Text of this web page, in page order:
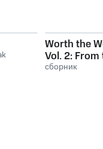
Worth the
Vol. 2: From
Edge
сборник